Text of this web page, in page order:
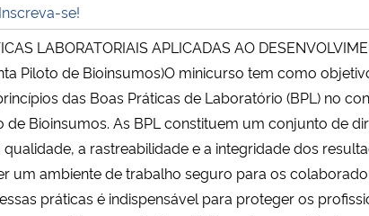
Inscreva-se!
LABORATORIAIS APLICADAS AO
Piloto de Bioinsumos)O minicurso tem como
das Boas Práticas de Laboratório (BPL) no
de Bioinsumos. As BPL constituem um conjunto de
a rastreabilidade e a integridade dos
um ambiente de trabalho seguro para os
práticas é indispensável para proteger os